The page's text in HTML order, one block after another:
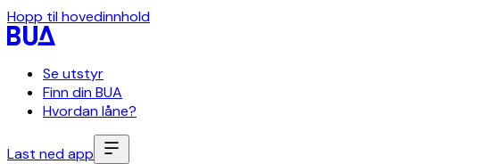
Hopp til hovedinnhold
Se utstyr
Finn din BUA
Hvordan låne?
Last ned app